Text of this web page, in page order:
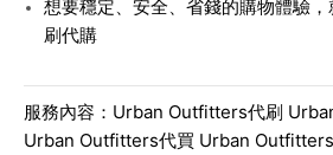
想要穩定、安全、省錢的購物體驗，
刷代購
服務內容：Urban Outfitters代刷
Urban Outfitters代買 Urban